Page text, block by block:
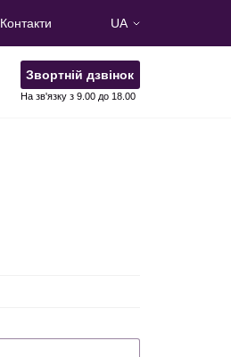
Контакти UA
Звортній дзвінок
На зв'язку з 9.00 до 18.00